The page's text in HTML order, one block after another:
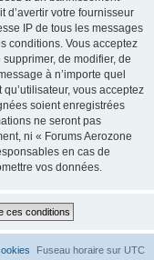
d’avertir votre fournisseur
IP de tous les messages
conditions. Vous acceptez
de modifier, de
à n’importe quel
vous acceptez
soient enregistrées
ne seront pas
ni « Forums Aerozone
en cas de
vos données.
Fuseau horaire sur UTC